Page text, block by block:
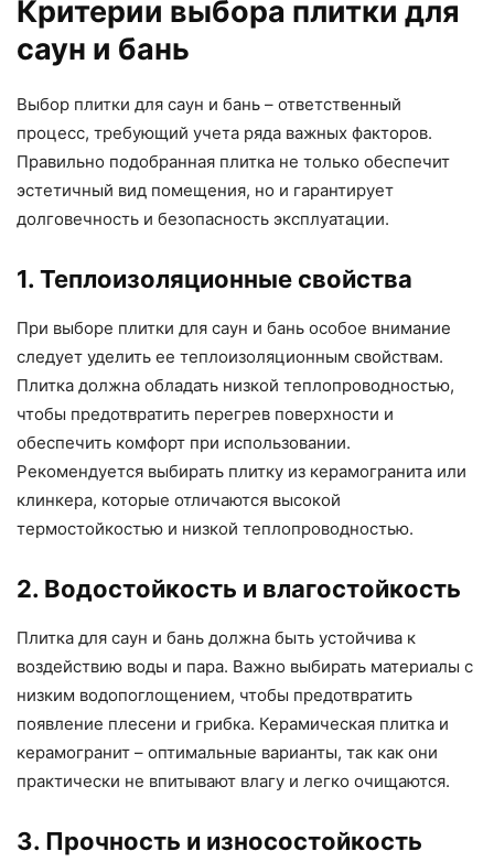
Критерии выбора плитки для
саун и бань
Выбор плитки для саун и бань – ответственный
процесс, требующий учета ряда важных факторов.
Правильно подобранная плитка не только обеспечит
эстетичный вид помещения, но и гарантирует
долговечность и безопасность эксплуатации.
1. Теплоизоляционные свойства
При выборе плитки для саун и бань особое внимание
следует уделить ее теплоизоляционным свойствам.
Плитка должна обладать низкой теплопроводностью,
чтобы предотвратить перегрев поверхности и
обеспечить комфорт при использовании.
Рекомендуется выбирать плитку из керамогранита или
клинкера, которые отличаются высокой
термостойкостью и низкой теплопроводностью.
2. Водостойкость и влагостойкость
Плитка для саун и бань должна быть устойчива к
воздействию воды и пара. Важно выбирать материалы с
низким водопоглощением, чтобы предотвратить
появление плесени и грибка. Керамическая плитка и
керамогранит – оптимальные варианты, так как они
практически не впитывают влагу и легко очищаются.
3. Прочность и износостойкость